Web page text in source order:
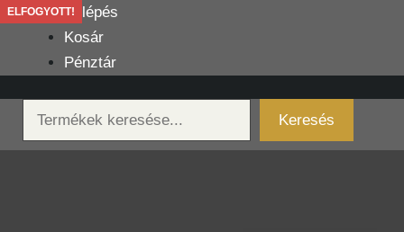
Kilépés
tartalomba
Belépés
Kosár
Pénztár
Keresés
Keresés
ELFOGYOTT!